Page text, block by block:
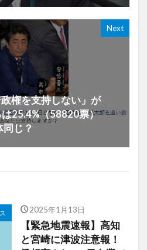
Next
権を支持しない」が
は25.4%（58820票）
じ？
2025年1月13日
【緊急地震速報】高知
と宮崎に津波注意報！